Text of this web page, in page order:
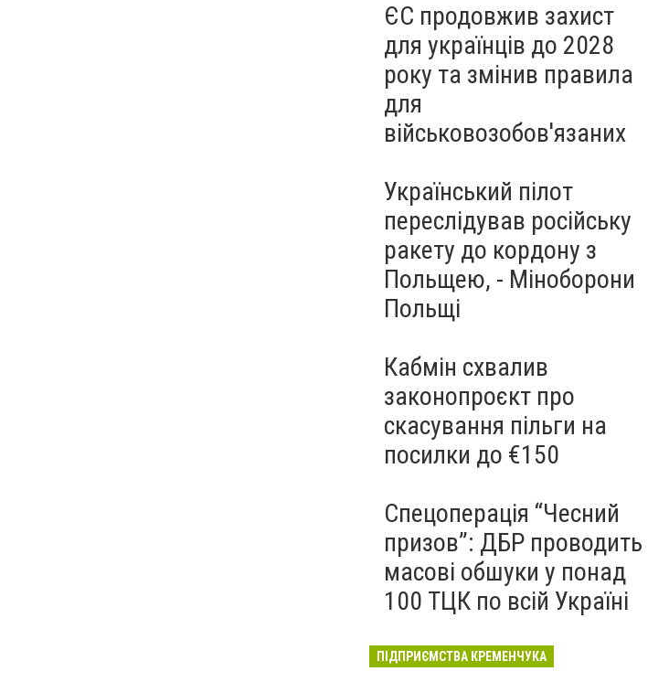
ЄС продовжив захист
для українців до 2028
року та змінив правила
для
військовозобов'язаних
Український пілот
переслідував російську
ракету до кордону з
Польщею, - Міноборони
Польщі
Кабмін схвалив
законопроєкт про
скасування пільги на
посилки до €150
Спецоперація “Чесний
призов”: ДБР проводить
масові обшуки у понад
100 ТЦК по всій Україні
ПІДПРИЄМСТВА КРЕМЕНЧУКА